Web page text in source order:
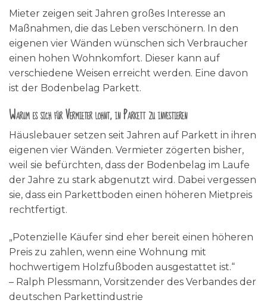
Mieter zeigen seit Jahren großes Interesse an
Maßnahmen, die das Leben verschönern. In den
eigenen vier Wänden wünschen sich Verbraucher
einen hohen Wohnkomfort. Dieser kann auf
verschiedene Weisen erreicht werden. Eine davon
ist der Bodenbelag Parkett.
Warum es sich für Vermieter lohnt, in Parkett zu investieren
Häuslebauer setzen seit Jahren auf Parkett in ihren
eigenen vier Wänden. Vermieter zögerten bisher,
weil sie befürchten, dass der Bodenbelag im Laufe
der Jahre zu stark abgenutzt wird. Dabei vergessen
sie, dass ein Parkettboden einen höheren Mietpreis
rechtfertigt.
„Potenzielle Käufer sind eher bereit einen höheren
Preis zu zahlen, wenn eine Wohnung mit
hochwertigem Holzfußboden ausgestattet ist.“
– Ralph Plessmann, Vorsitzender des Verbandes der
deutschen Parkettindustrie